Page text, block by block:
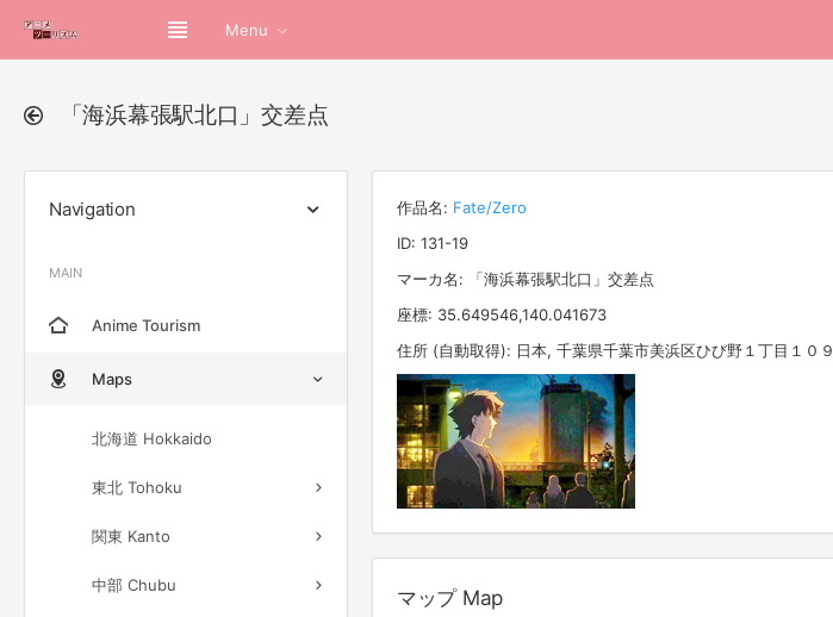
Menu
「海浜幕張駅北口」交差点
Navigation
MAIN
Anime Tourism
Maps
北海道 Hokkaido
東北 Tohoku
関東 Kanto
中部 Chubu
作品名: Fate/Zero
ID: 131-19
マーカ名: 「海浜幕張駅北口」交差点
座標: 35.649546,140.041673
住所 (自動取得): 日本, 千葉県千葉市美浜区ひび野１丁目１０９
マップ Map